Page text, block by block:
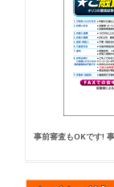
事前審査もOKです!